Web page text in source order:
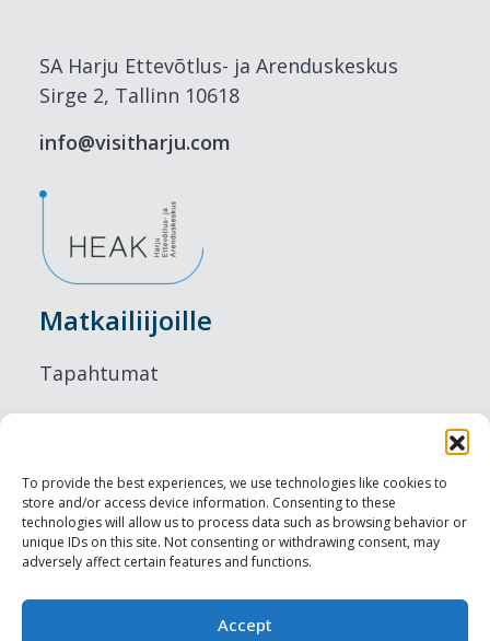
To provide the best experiences, we use technologies like cookies to
store and/or access device information. Consenting to these
technologies will allow us to process data such as browsing behavior or
unique IDs on this site. Not consenting or withdrawing consent, may
adversely affect certain features and functions.
Accept
SA Harju Ettevõtlus- ja Arenduskeskus
Sirge 2, Tallinn 10618
info@visitharju.com
Matkailiijoille
Tapahtumat
Ruokailu
Nähtävyydet
Visit Tallinn
Ammattilaisille